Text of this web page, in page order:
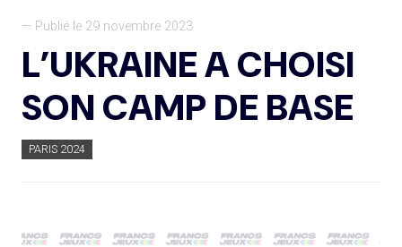
— Publié le 29 novembre 2023
L’UKRAINE A CHOISI
SON CAMP DE BASE
PARIS 2024